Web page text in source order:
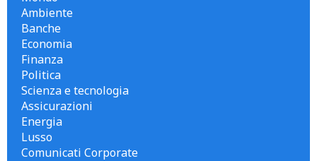
Ambiente
Banche
Economia
Finanza
Politica
Scienza e tecnologia
Assicurazioni
Energia
Lusso
Comunicati Corporate